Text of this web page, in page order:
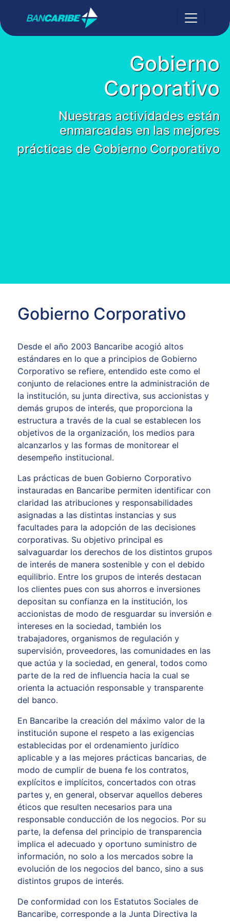
Gobierno
Corporativo
Nuestras actividades están
enmarcadas en las mejores
prácticas de Gobierno Corporativo
Gobierno Corporativo
Desde el año 2003 Bancaribe acogió altos
estándares en lo que a principios de Gobierno
Corporativo se refiere, entendido este como el
conjunto de relaciones entre la administración de
la institución, su junta directiva, sus accionistas y
demás grupos de interés, que proporciona la
estructura a través de la cual se establecen los
objetivos de la organización, los medios para
alcanzarlos y las formas de monitorear el
desempeño institucional.
Las prácticas de buen Gobierno Corporativo
instauradas en Bancaribe permiten identificar con
claridad las atribuciones y responsabilidades
asignadas a las distintas instancias y sus
facultades para la adopción de las decisiones
corporativas. Su objetivo principal es
salvaguardar los derechos de los distintos grupos
de interés de manera sostenible y con el debido
equilibrio. Entre los grupos de interés destacan
los clientes pues con sus ahorros e inversiones
depositan su confianza en la institución, los
accionistas de modo de resguardar su inversión e
intereses en la sociedad, también los
trabajadores, organismos de regulación y
supervisión, proveedores, las comunidades en las
que actúa y la sociedad, en general, todos como
parte de la red de influencia hacia la cual se
orienta la actuación responsable y transparente
del banco.
En Bancaribe la creación del máximo valor de la
institución supone el respeto a las exigencias
establecidas por el ordenamiento jurídico
aplicable y a las mejores prácticas bancarias, de
modo de cumplir de buena fe los contratos,
explícitos e implícitos, concertados con otras
partes y, en general, observar aquellos deberes
éticos que resulten necesarios para una
responsable conducción de los negocios. Por su
parte, la defensa del principio de transparencia
implica el adecuado y oportuno suministro de
información, no solo a los mercados sobre la
evolución de los negocios del banco, sino a sus
distintos grupos de interés.
De conformidad con los Estatutos Sociales de
Bancaribe, corresponde a la Junta Directiva la